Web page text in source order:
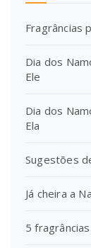
Fragrâncias
Dia dos
Ele
Dia dos
Ela
Sugestões
Já cheira a
5